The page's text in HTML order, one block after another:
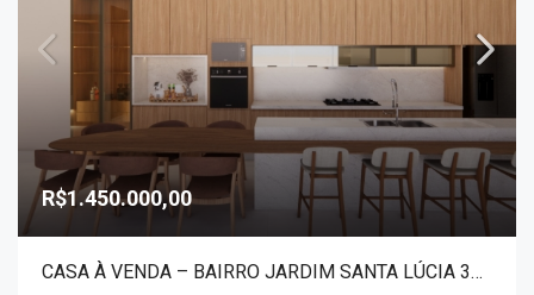
R$1.450.000,00
CASA À VENDA – BAIRRO JARDIM SANTA LÚCIA 30051